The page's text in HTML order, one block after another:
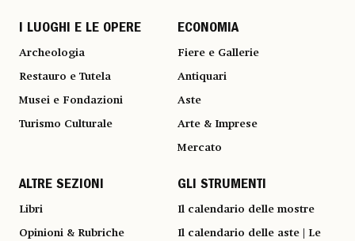
I LUOGHI E LE OPERE
Archeologia
Restauro e Tutela
Musei e Fondazioni
Turismo Culturale
ECONOMIA
Fiere e Gallerie
Antiquari
Aste
Arte & Imprese
Mercato
ALTRE SEZIONI
Libri
Opinioni & Rubriche
GLI STRUMENTI
Il calendario delle mostre
Il calendario delle aste | Le